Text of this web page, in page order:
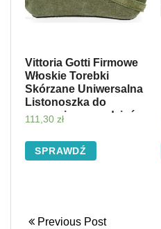
Vittoria Gotti Firmowe
Włoskie Torebki
Skórzane Uniwersalna
Listonoszka do
noszenia na co dzień
111,30 zł
SPRAWDŹ
Previous Post